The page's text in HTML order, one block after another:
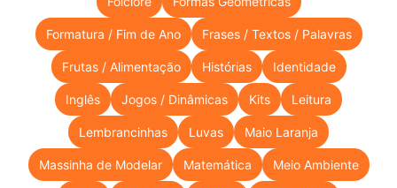
Formatura / Fim de Ano Frases / Textos / Palavras
Frutas / Alimentação Histórias Identidade
Inglês Jogos / Dinâmicas Kits Leitura
Lembrancinhas Luvas Maio Laranja
Massinha de Modelar Matemática Meio Ambiente